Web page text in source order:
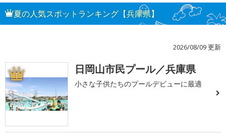
夏の人気スポットランキング【兵庫県】
2026/08/09 更新
1 日岡山市民プール／兵庫県
小さな子供たちのプールデビューに最適